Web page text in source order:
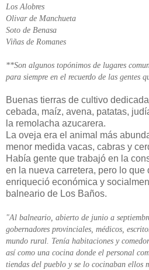
Los Alobres
Olivar de Manchueta
Soto de Benasa
Viñas de Romanes
**Son algunos topónimos de lugares
para siempre en el recuerdo de las gentes
Buenas tierras de cultivo
cebada, maíz, avena, patatas,
la remolacha azucarera.
La oveja era el animal más
menor medida vacas, cabras y
Había gente que trabajó en la
en la nueva carretera, pero lo que
enriqueció económica y
balneario de Los Baños.
"Al balneario, abierto de junio a
gobernadores provinciales, médicos,
mundo rural. Tenía habitaciones y
así como una cocina donde el personal
tiendas del pueblo y se lo cocinaban ellos